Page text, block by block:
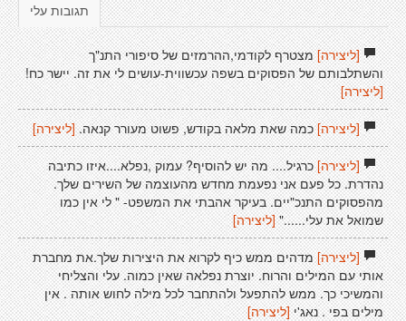
תגובות עלי
[ליצירה]מצטרף לקודמי,ההרמזים של סיפורי התנ"ך
והשתלבותם של הפסוקים בשפה עכשווית-עושים לי את זה. יישר כח!
[ליצירה]
[ליצירה]כמה שאת מלאה בקודש, פשוט מעורר קנאה. [ליצירה]
[ליצירה]כרגיל.... מה יש להוסיף? עמוק ,נפלא....איזו כתיבה
נהדרת. כל פעם אני נפעמת מחדש מהעוצמה של השירים שלך.
מהפסוקים התנכ"יים. בעיקר אהבתי את המשפט- " לי אין כמו
שמואל את עלי......"[ליצירה]
[ליצירה]מדהים ממש כיף לקרוא את היצירות שלך.את מחברת
אותי עם המילים והרוח. יוצרת נפלאה שאין כמוה. עלי והצליחי
והמשיכי כך. ממש להתפעל ולהתחבר לכל מילה לחוש אותה . אין
מילים בפי . נאג'י[ליצירה]